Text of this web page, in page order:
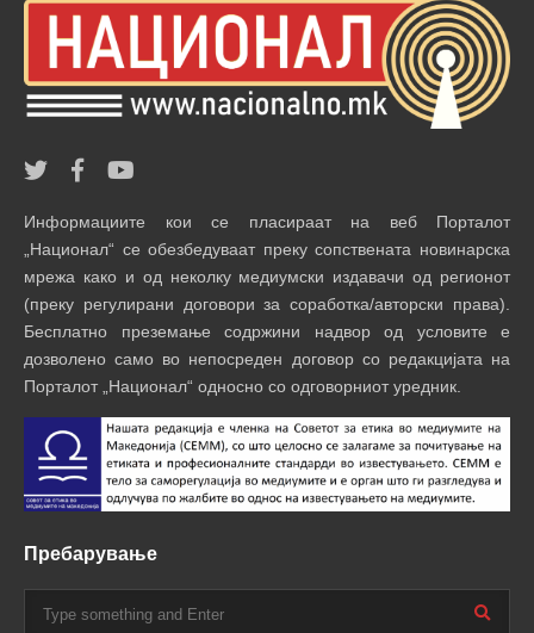
Информациите кои се пласираат на веб Порталот
„Национал“ се обезбедуваат преку сопствената новинарска
мрежа како и од неколку медиумски издавачи од регионот
(преку регулирани договори за соработка/авторски права).
Бесплатно преземање содржини надвор од условите е
дозволено само во непосреден договор со редакцијата на
Порталот „Национал“ односно со одговорниот уредник.
Пребарување